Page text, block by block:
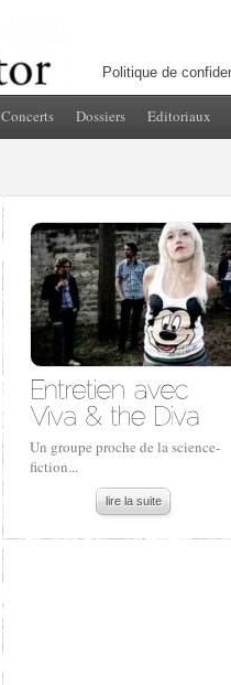
Politique de
Concerts Dossiers Editoriaux
Un groupe proche de la science-
fiction...
lire la suite